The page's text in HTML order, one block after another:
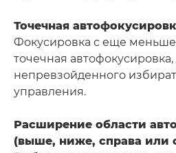
Точечная
Фокусировка с еще
точечная автофокусировка,
непревзойденного
управления.
Расширение области
(выше, ниже, справа или